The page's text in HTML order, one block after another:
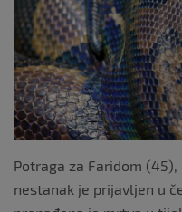
Potraga za Faridom
nestanak je prijavljen u